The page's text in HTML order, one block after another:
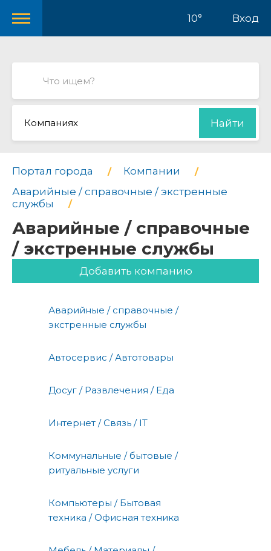
10° Вход
Компаниях Найти
Портал города
Компании
Аварийные / справочные / экстренные
службы
Аварийные / справочные
/ экстренные службы
Добавить компанию
Аварийные / справочные /
экстренные службы
Автосервис / Автотовары
Досуг / Развлечения / Еда
Интернет / Связь / IT
Коммунальные / бытовые /
ритуальные услуги
Компьютеры / Бытовая
техника / Офисная техника